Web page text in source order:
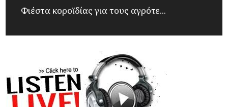
Φιέστα κοροϊδίας για τους αγρότε...